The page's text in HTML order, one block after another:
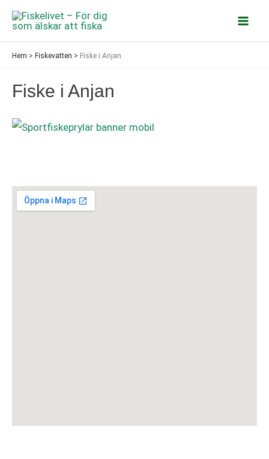
Hoppa
innehåll
Hem > Fiskevatten > Fiske i Anjan
Fiske i Anjan